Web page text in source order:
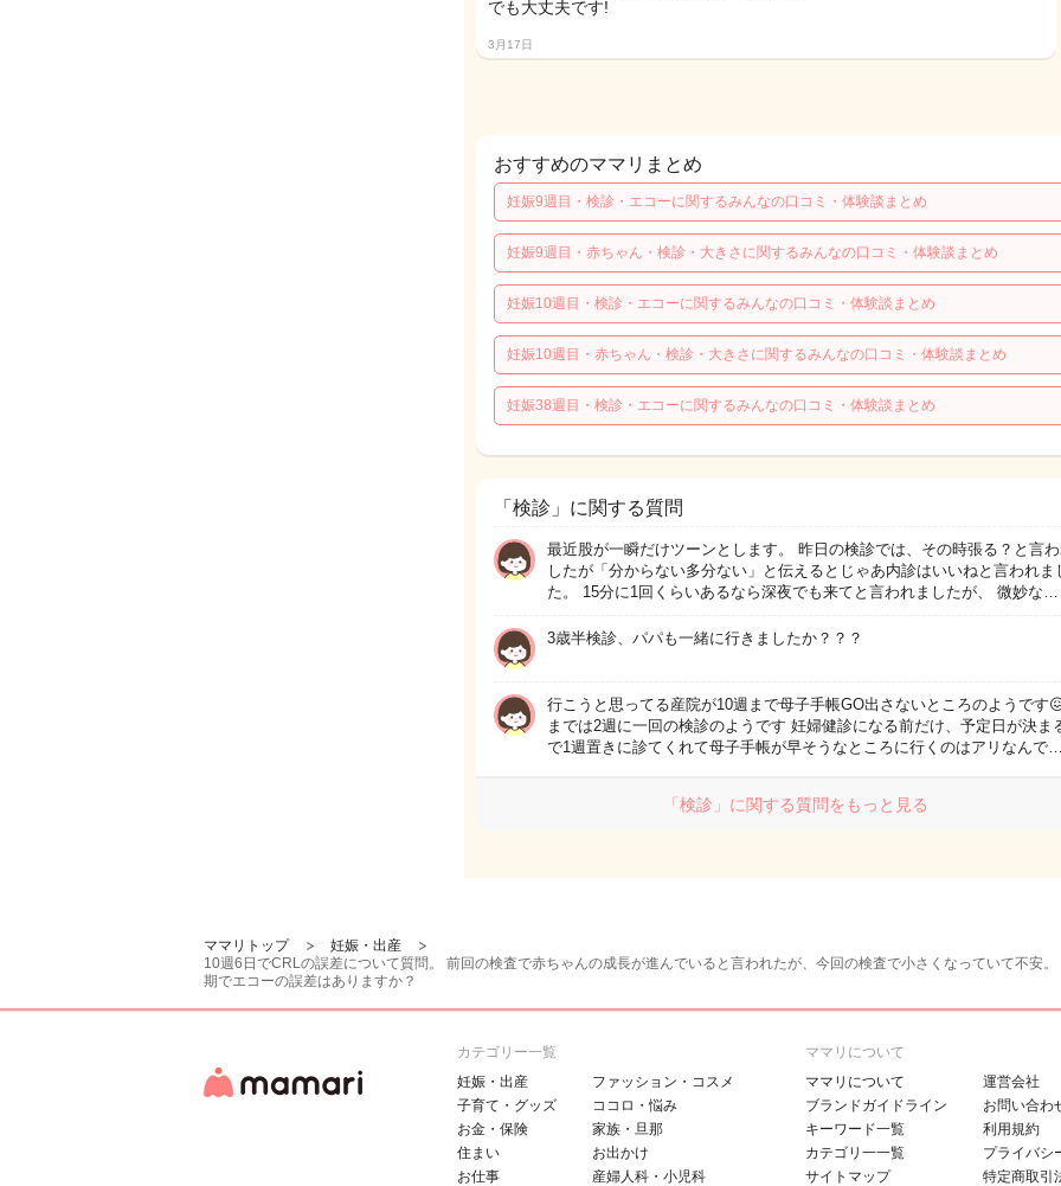
でも大丈夫です!
3月17日
おすすめのママリまとめ
妊娠9週目・検診・エコーに関するみんなの口コミ・体験談まとめ
妊娠9週目・赤ちゃん・検診・大きさに関するみんなの口コミ・体験談まとめ
妊娠10週目・検診・エコーに関するみんなの口コミ・体験談まとめ
妊娠10週目・赤ちゃん・検診・大きさに関するみんなの口コミ・体験談まとめ
妊娠38週目・検診・エコーに関するみんなの口コミ・体験談まとめ
「検診」に関する質問
最近股が一瞬だけツーンとします。 昨日の検診では、その時張る？と言
したが「分からない多分ない」と伝えるとじゃあ内診はいいねと言われま
た。 15分に1回くらいあるなら深夜でも来てと言われましたが、 微妙な…
3歳半検診、パパも一緒に行きましたか？？？
行こうと思ってる産院が10週まで母子手帳GO出さないところのようです
までは2週に一回の検診のようです 妊婦健診になる前だけ、予定日が決ま
で1週置きに診てくれて母子手帳が早そうなところに行くのはアリなんで
「検診」に関する質問をもっと見る
ママリトップ
妊娠・出産
10週6日でCRLの誤差について質問。 前回の検査で赤ちゃんの成長が進んでいると言われたが、今回の検査で小さくなっていて不安
期でエコーの誤差はありますか？
カテゴリー一覧
妊娠・出産
子育て・グッズ
お金・保険
住まい
お仕事
ファッション・コスメ
ココロ・悩み
家族・旦那
お出かけ
産婦人科・小児科
ママリについて
ママリについて
ブランドガイドライン
キーワード一覧
カテゴリ一一覧
サイトマップ
運営会社
お問い合わ
利用規約
プライバシ
特定商取引